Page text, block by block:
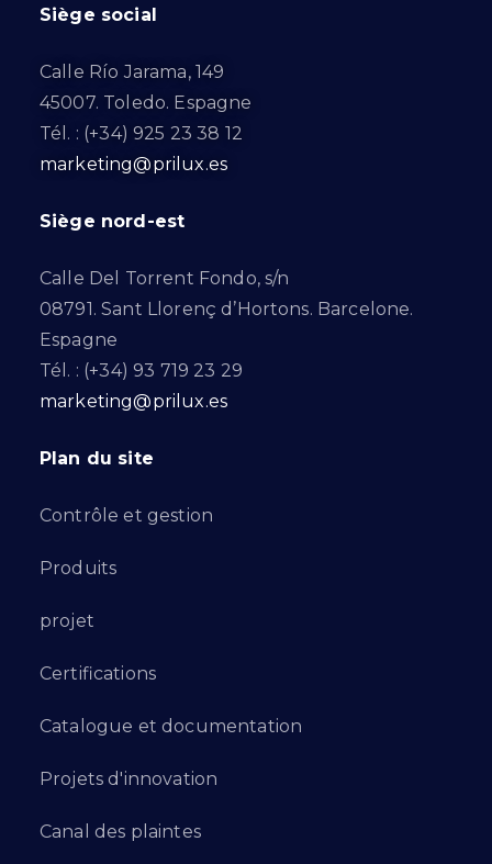
Siège social
Calle Río Jarama, 149
45007. Toledo. Espagne
Tél. : (+34) 925 23 38 12
marketing@prilux.es
Siège nord-est
Calle Del Torrent Fondo, s/n
08791. Sant Llorenç d’Hortons. Barcelone.
Espagne
Tél. : (+34) 93 719 23 29
marketing@prilux.es
Plan du site
Contrôle et gestion
Produits
projet
Certifications
Catalogue et documentation
Projets d'innovation
Canal des plaintes